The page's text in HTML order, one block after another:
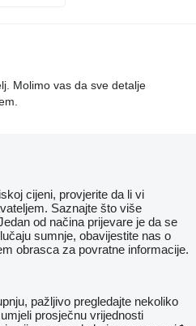
Molimo vas da sve detalje
cijeni, provjerite da li vi
Saznajte što više
od načina prijevare je da se
sumnje, obavijestite nas o
obrasca za povratne informacije.
pažljivo pregledajte nekoliko
prosječnu vrijednosti